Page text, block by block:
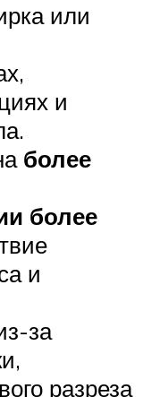
или
и
более
более
и
за
разреза